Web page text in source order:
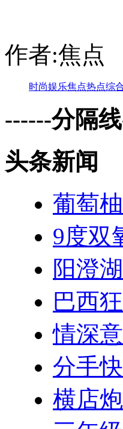
作者:焦点
时尚娱乐焦点热点综
------分隔
头条新闻
葡萄
9度双
阳澄
巴西
情深
分手
横店